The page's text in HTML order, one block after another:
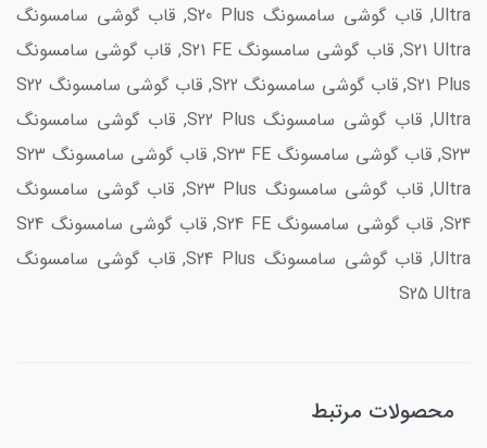
Ultra, قاب گوشی سامسونگ S20 Plus, قاب گوشی سامسونگ
S21 Ultra, قاب گوشی سامسونگ S21 FE, قاب گوشی سامسونگ
S21 Plus, قاب گوشی سامسونگ S22, قاب گوشی سامسونگ S22
Ultra, قاب گوشی سامسونگ S22 Plus, قاب گوشی سامسونگ
S23, قاب گوشی سامسونگ S23 FE, قاب گوشی سامسونگ S23
Ultra, قاب گوشی سامسونگ S23 Plus, قاب گوشی سامسونگ
S24, قاب گوشی سامسونگ S24 FE, قاب گوشی سامسونگ S24
Ultra, قاب گوشی سامسونگ S24 Plus, قاب گوشی سامسونگ
S25 Ultra
محصولات مرتبط